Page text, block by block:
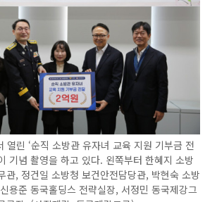
린 ‘순직 소방관 유자녀 교육 지원 기부금 전
기념 촬영을 하고 있다. 왼쪽부터 한혜지 소방
관, 정건일 소방청 보건안전담당관, 박현숙 소방
용준 동국홀딩스 전략실장, 서정민 동국제강그